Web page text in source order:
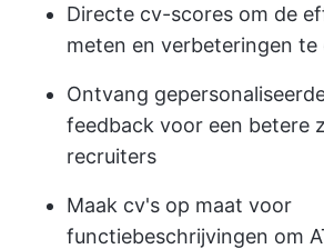
Directe cv-scores om de
meten en verbeteringen
Ontvang
feedback voor een betere
recruiters
Maak cv's op maat voor
functiebeschrijvingen om